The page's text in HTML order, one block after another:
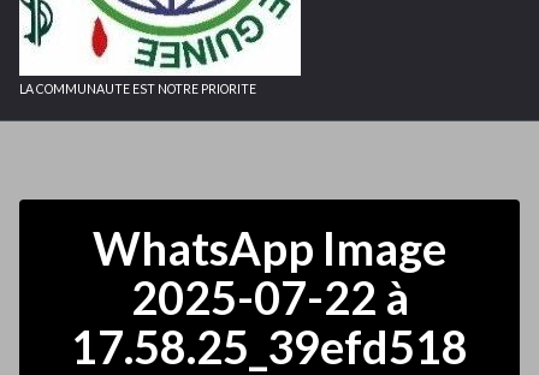
LA COMMUNAUTE EST NOTRE PRIORITE
WhatsApp Image
2025-07-22 à
17.58.25_39efd518